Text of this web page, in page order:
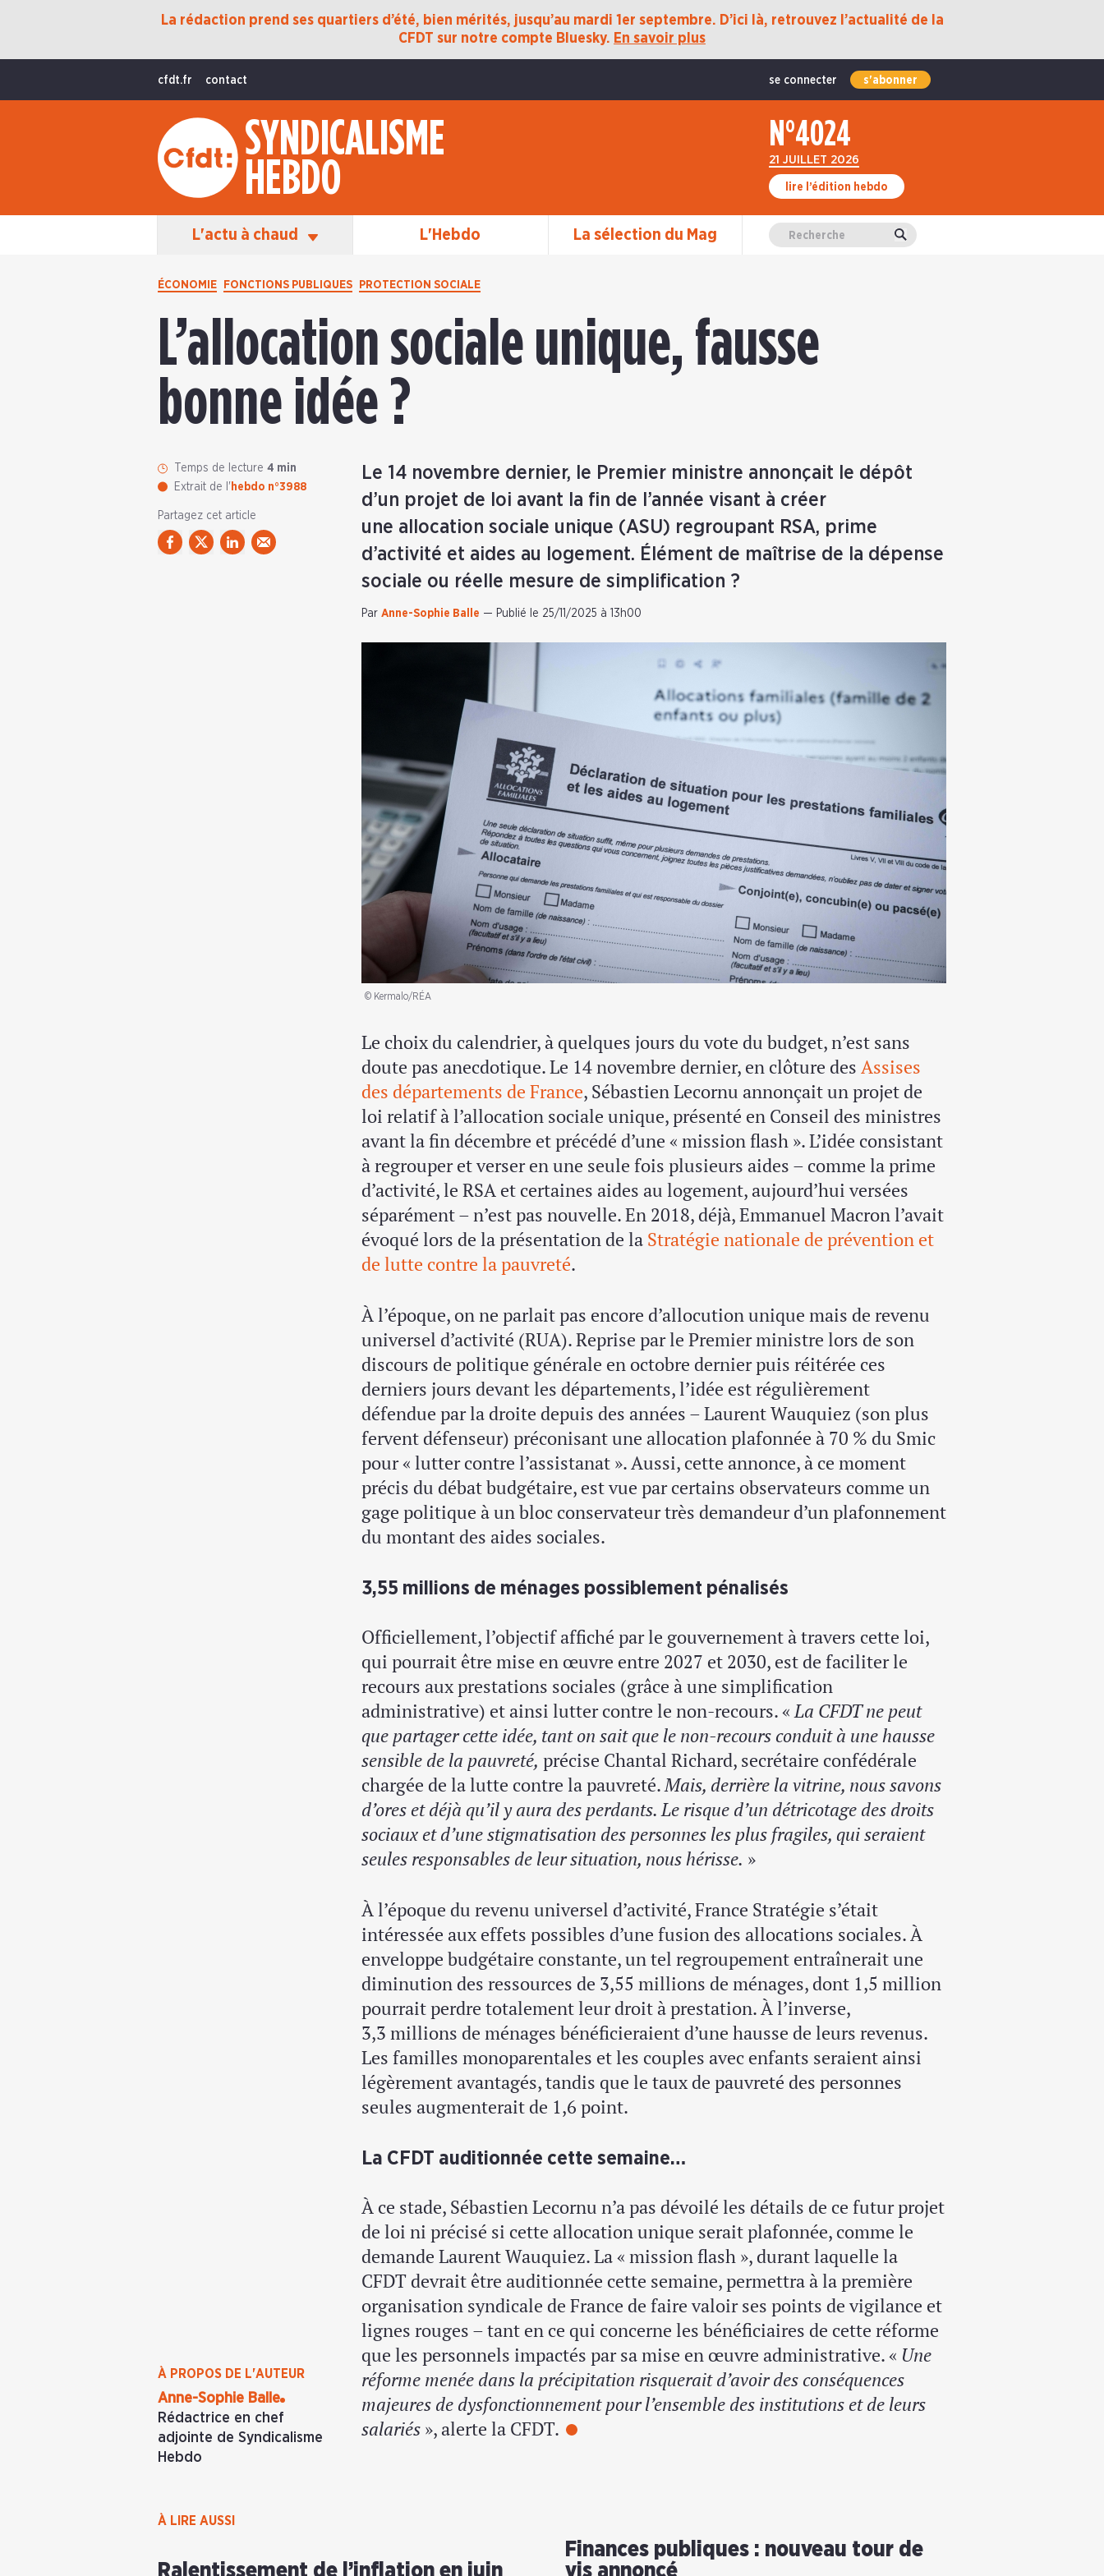
La rédaction prend ses quartiers d’été, bien mérités, jusqu’au mardi 1er septembre. D’ici là, retrouvez l’actualité de la
CFDT sur notre compte Bluesky. En savoir plus
cfdt.fr contact se connecter s'abonner
SYNDICALISME
HEBDO
N°4024
21 JUILLET 2026
lire l’édition hebdo
L'actu à chaud
Protection Sociale
International
La Vie De La CFDT
Les Équipes En Action L'Hebdo La sélection du Mag Valider
ÉCONOMIE FONCTIONS PUBLIQUES PROTECTION SOCIALE
L’allocation sociale unique, fausse
bonne idée ?
Temps de lecture 4 min
Extrait de l' hebdo n°3988
Partagez cet article
Le 14 novembre dernier, le Premier ministre annonçait le dépôt
d’un projet de loi avant la fin de l’année visant à créer
une allocation sociale unique (ASU) regroupant RSA, prime
d’activité et aides au logement. Élément de maîtrise de la dépense
sociale ou réelle mesure de simplification ?
Par Anne-Sophie Balle — Publié le 25/11/2025 à 13h00
© Kermalo/RÉA
Le choix du calendrier, à quelques jours du vote du budget, n’est sans
doute pas anecdotique. Le 14 novembre dernier, en clôture des Assises
des départements de France, Sébastien Lecornu annonçait un projet de
loi relatif à l’allocation sociale unique, présenté en Conseil des ministres
avant la fin décembre et précédé d’une « mission flash ». L’idée consistant
à regrouper et verser en une seule fois plusieurs aides – comme la prime
d’activité, le RSA et certaines aides au logement, aujourd’hui versées
séparément – n’est pas nouvelle. En 2018, déjà, Emmanuel Macron l’avait
évoqué lors de la présentation de la Stratégie nationale de prévention et
de lutte contre la pauvreté.
À l’époque, on ne parlait pas encore d’allocution unique mais de revenu
universel d’activité (RUA). Reprise par le Premier ministre lors de son
discours de politique générale en octobre dernier puis réitérée ces
derniers jours devant les départements, l’idée est régulièrement
défendue par la droite depuis des années – Laurent Wauquiez (son plus
fervent défenseur) préconisant une allocation plafonnée à 70 % du Smic
pour « lutter contre l’assistanat ». Aussi, cette annonce, à ce moment
précis du débat budgétaire, est vue par certains observateurs comme un
gage politique à un bloc conservateur très demandeur d’un plafonnement
du montant des aides sociales.
3,55 millions de ménages possiblement pénalisés
Officiellement, l’objectif affiché par le gouvernement à travers cette loi,
qui pourrait être mise en œuvre entre 2027 et 2030, est de faciliter le
recours aux prestations sociales (grâce à une simplification
administrative) et ainsi lutter contre le non-recours. «La CFDT ne peut
que partager cette idée, tant on sait que le non-recours conduit à une hausse
sensible de la pauvreté, précise Chantal Richard, secrétaire confédérale
chargée de la lutte contre la pauvreté.Mais, derrière la vitrine, nous savons
d’ores et déjà qu’il y aura des perdants. Le risque d’un détricotage des droits
sociaux et d’une stigmatisation des personnes les plus fragiles, qui seraient
seules responsables de leur situation, nous hérisse. »
À l’époque du revenu universel d’activité, France Stratégie s’était
intéressée aux effets possibles d’une fusion des allocations sociales. À
enveloppe budgétaire constante, un tel regroupement entraînerait une
diminution des ressources de 3,55 millions de ménages, dont 1,5 million
pourrait perdre totalement leur droit à prestation. À l’inverse,
3,3 millions de ménages bénéficieraient d’une hausse de leurs revenus.
Les familles monoparentales et les couples avec enfants seraient ainsi
légèrement avantagés, tandis que le taux de pauvreté des personnes
seules augmenterait de 1,6 point.
La CFDT auditionnée cette semaine…
À PROPOS DE L'AUTEUR
Anne-Sophie Balle
Rédactrice en chef
adjointe de Syndicalisme
Hebdo
À ce stade, Sébastien Lecornu n’a pas dévoilé les détails de ce futur projet
de loi ni précisé si cette allocation unique serait plafonnée, comme le
demande Laurent Wauquiez. La « mission flash », durant laquelle la
CFDT devrait être auditionnée cette semaine, permettra à la première
organisation syndicale de France de faire valoir ses points de vigilance et
lignes rouges – tant en ce qui concerne les bénéficiaires de cette réforme
que les personnels impactés par sa mise en œuvre administrative. « Une
réforme menée dans la précipitation risquerait d’avoir des conséquences
majeures de dysfonctionnement pour l’ensemble des institutions et de leurs
salariés », alerte la CFDT.
À LIRE AUSSI
Ralentissement de l’inflation en juin
Finances publiques : nouveau tour de
vis annoncé